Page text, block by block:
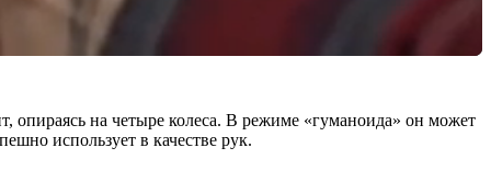
опираясь на четыре колеса. В режиме «гуманоида» он может
использует в качестве рук.